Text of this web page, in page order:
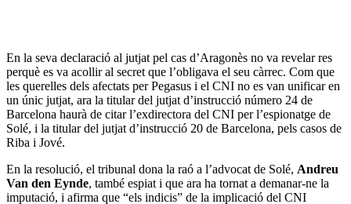
En la seva declaració al jutjat pel cas d’Aragonès no va revelar res
perquè es va acollir al secret que l’obligava el seu càrrec. Com que
les querelles dels afectats per Pegasus i el CNI no es van unificar en
un únic jutjat, ara la titular del jutjat d’instrucció número 24 de
Barcelona haurà de citar l’exdirectora del CNI per l’espionatge de
Solé, i la titular del jutjat d’instrucció 20 de Barcelona, pels casos de
Riba i Jové.
En la resolució, el tribunal dona la raó a l’advocat de Solé, Andreu
Van den Eynde, també espiat i que ara ha tornat a demanar-ne la
imputació, i afirma que “els indicis” de la implicació del CNI